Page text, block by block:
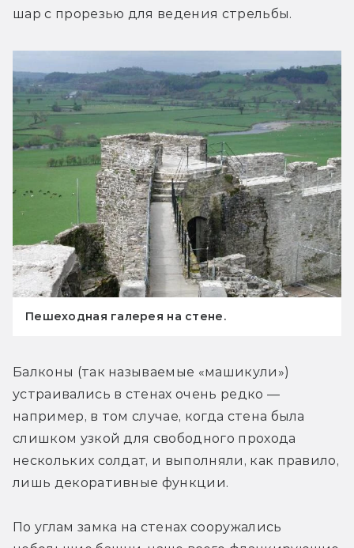
шар с прорезью для ведения стрельбы.
Пешеходная галерея на стене.
Балконы (так называемые «машикули»)
устраивались в стенах очень редко —
например, в том случае, когда стена была
слишком узкой для свободного прохода
нескольких солдат, и выполняли, как правило,
лишь декоративные функции.
По углам замка на стенах сооружались